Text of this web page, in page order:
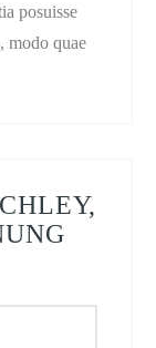
posuisse
modo quae